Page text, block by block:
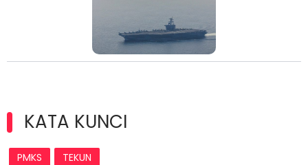
KATA KUNCI
PMKS TEKUN